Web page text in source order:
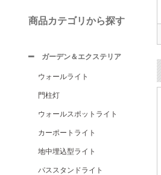
商品カテゴリから探す
ガーデン＆エクステリア
ウォールライト
門柱灯
ウォールスポットライト
カーポートライト
地中埋込型ライト
パススタンドライト